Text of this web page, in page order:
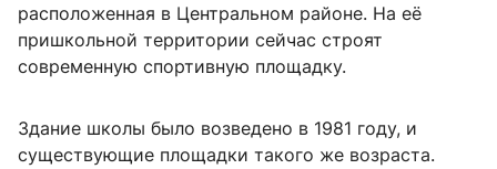
расположенная в Центральном районе. На её
пришкольной территории сейчас строят
современную спортивную площадку.
Здание школы было возведено в 1981 году, и
существующие площадки такого же возраста.